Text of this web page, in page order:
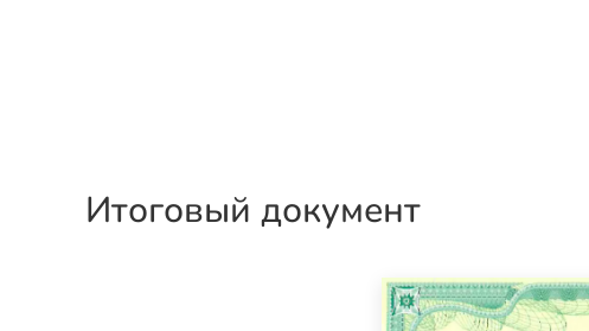
Итоговый документ